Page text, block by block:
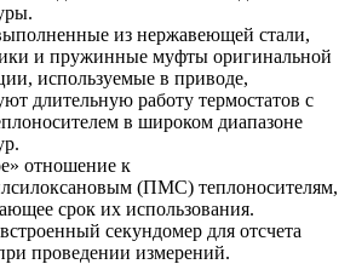
из нержавеющей стали,
и пружинные муфты оригинальной
используемые в приводе,
длительную работу термостатов с
в широком диапазоне
отношение к
(ПМС) теплоносителям,
срок их использования.
секундомер для отсчета
проведении измерений.